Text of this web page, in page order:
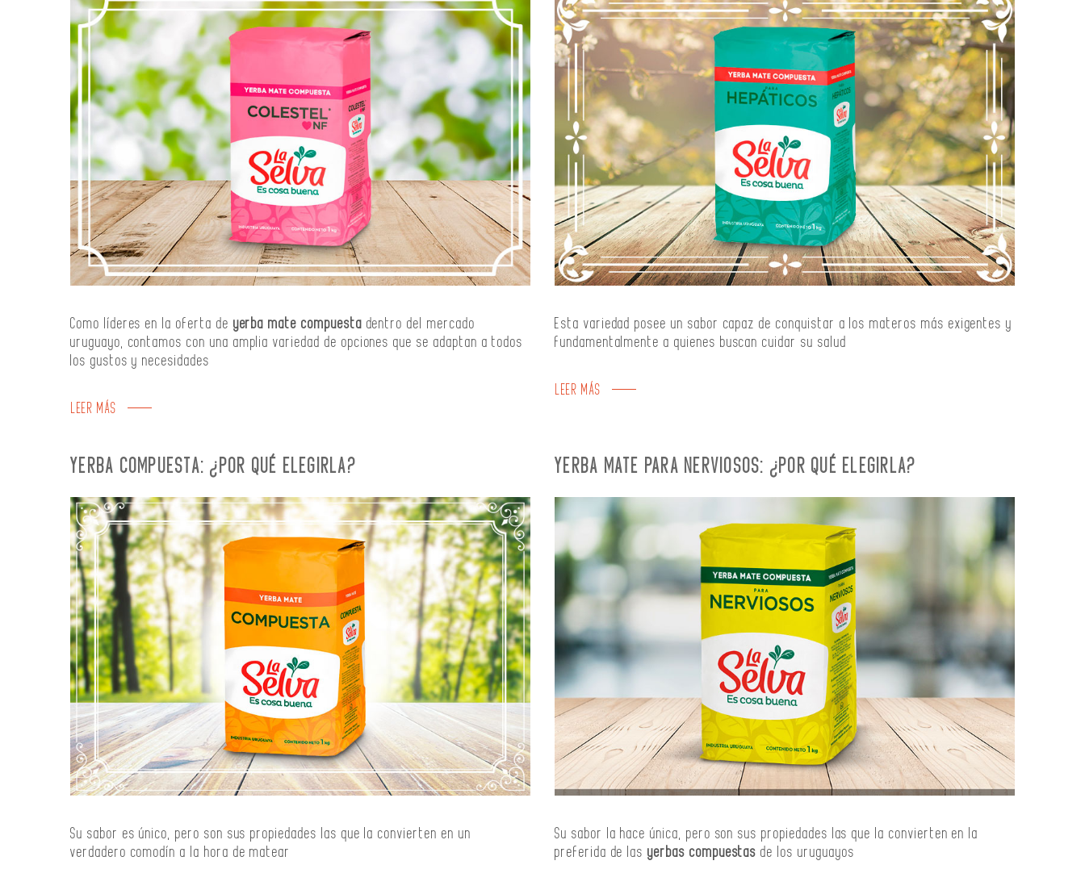
Como líderes en la oferta de yerba mate compuesta dentro del mercado
uruguayo, contamos con una amplia variedad de opciones que se adaptan a todos
los gustos y necesidades
LEER MÁS
Esta variedad posee un sabor capaz de conquistar a los materos más exigentes y
fundamentalmente a quienes buscan cuidar su salud
LEER MÁS
YERBA COMPUESTA: ¿POR QUÉ ELEGIRLA?
Su sabor es único, pero son sus propiedades las que la convierten en un
verdadero comodín a la hora de matear
YERBA MATE PARA NERVIOSOS: ¿POR QUÉ ELEGIRLA?
Su sabor la hace única, pero son sus propiedades las que la convierten en la
preferida de lasyerbas compuestas de los uruguayos